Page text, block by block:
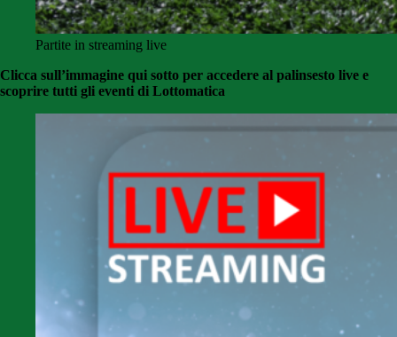
Partite in streaming live
Clicca sull’immagine qui sotto per accedere al palinsesto live e
scoprire tutti gli eventi di Lottomatica